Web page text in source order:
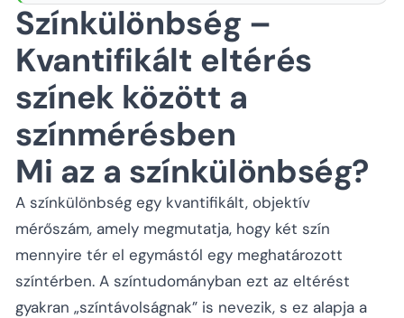
Színkülönbség –
Kvantifikált eltérés
színek között a
színmérésben
Mi az a színkülönbség?
A színkülönbség egy kvantifikált, objektív
mérőszám, amely megmutatja, hogy két szín
mennyire tér el egymástól egy meghatározott
színtérben. A színtudományban ezt az eltérést
gyakran „színtávolságnak” is nevezik, s ez alapja a